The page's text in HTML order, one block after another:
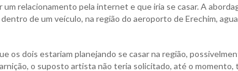
relacionamento pela internet e que iria se casar. A
de um veículo, na região do aeroporto de Erechim,
os dois estariam planejando se casar na região,
o suposto artista não teria solicitado, até o momento,